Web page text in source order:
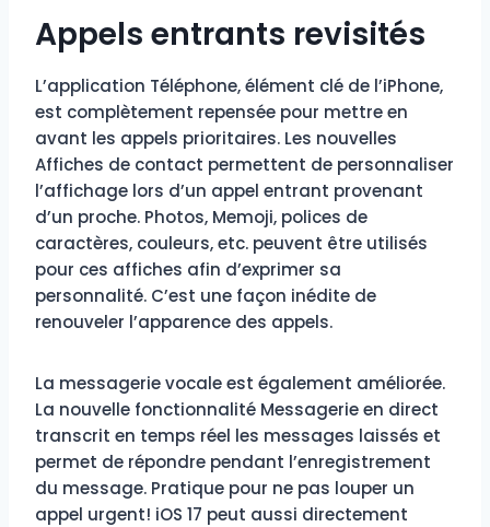
Appels entrants revisités
L’application Téléphone, élément clé de l’iPhone,
est complètement repensée pour mettre en
avant les appels prioritaires. Les nouvelles
Affiches de contact permettent de personnaliser
l’affichage lors d’un appel entrant provenant
d’un proche. Photos, Memoji, polices de
caractères, couleurs, etc. peuvent être utilisés
pour ces affiches afin d’exprimer sa
personnalité. C’est une façon inédite de
renouveler l’apparence des appels.
La messagerie vocale est également améliorée.
La nouvelle fonctionnalité Messagerie en direct
transcrit en temps réel les messages laissés et
permet de répondre pendant l’enregistrement
du message. Pratique pour ne pas louper un
appel urgent! iOS 17 peut aussi directement